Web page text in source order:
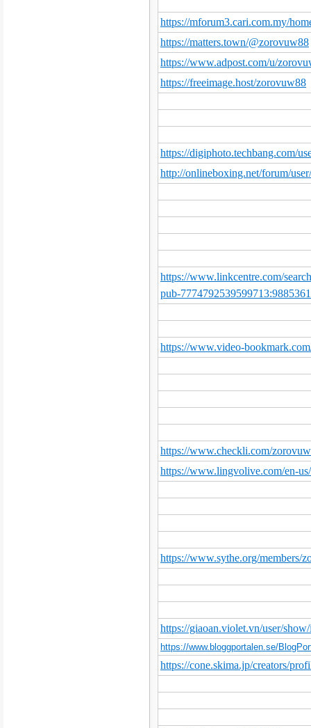
https://mforum3.cari.com.my/
https://matters.town/@zorovuw88
https://www.adpost.com/u/
https://freeimage.host/zorovuw88
https://digiphoto.techbang.com/
http://onlineboxing.net/forum/
https://www.linkcentre.com/
pub-
https://www.video-
https://www.checkli.com/
https://www.lingvolive.com/en-
https://www.sythe.org/members/
https://giaoan.violet.vn/user/
https://www.bloggportalen.se/
https://cone.skima.jp/creators/